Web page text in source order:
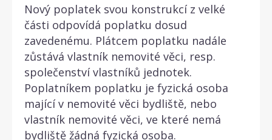
Nový poplatek svou konstrukcí z velké
části odpovídá poplatku dosud
zavedenému. Plátcem poplatku nadále
zůstává vlastník nemovité věci, resp.
společenství vlastníků jednotek.
Poplatníkem poplatku je fyzická osoba
mající v nemovité věci bydliště, nebo
vlastník nemovité věci, ve které nemá
bydliště žádná fyzická osoba.